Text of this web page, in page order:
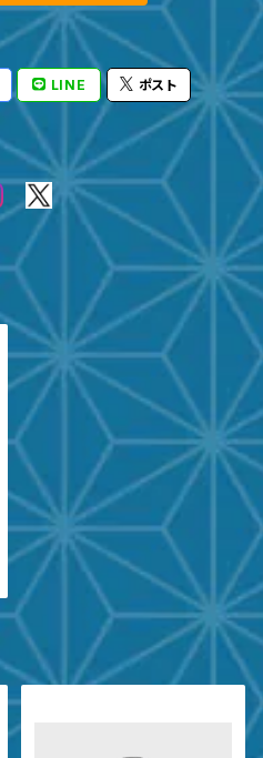
LINE ポスト